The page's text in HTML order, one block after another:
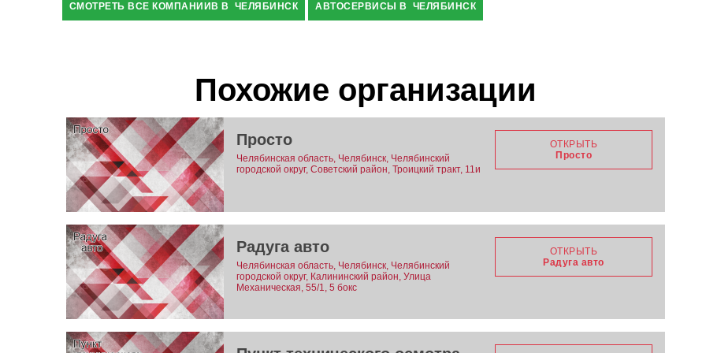
СМОТРЕТЬ ВСЕ КОМПАНИИВ В ЧЕЛЯБИНСК АВТОСЕРВИСЫ В ЧЕЛЯБИНСК
Похожие организации
Просто
Челябинская область, Челябинск, Челябинский
городской округ, Советский район, Троицкий тракт, 11и
ОТКРЫТЬ
Просто
Радуга авто
Челябинская область, Челябинск, Челябинский
городской округ, Калининский район, Улица
Механическая, 55/1, 5 бокс
ОТКРЫТЬ
Радуга авто